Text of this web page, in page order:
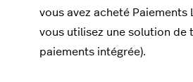
vous avez acheté Paiements
vous utilisez une solution de
paiements intégrée).